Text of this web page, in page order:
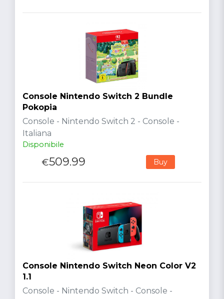
Console Nintendo Switch 2 Bundle
Pokopia
Console - Nintendo Switch 2 - Console -
Italiana
Disponibile
€509.99 Buy
Console Nintendo Switch Neon Color V2
1.1
Console - Nintendo Switch - Console -